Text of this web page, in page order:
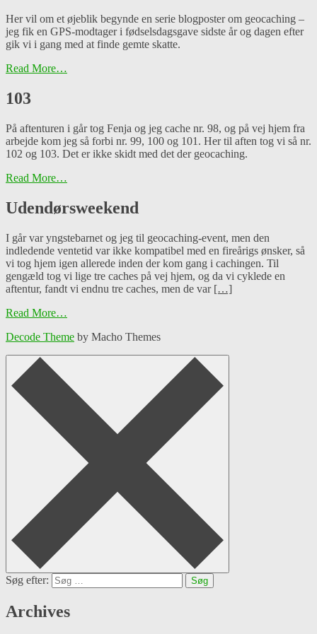
Her vil om et øjeblik begynde en serie blogposter om geocaching –
jeg fik en GPS-modtager i fødselsdagsgave sidste år og dagen efter
gik vi i gang med at finde gemte skatte.
Read More…
103
På aftenturen i går tog Fenja og jeg cache nr. 98, og på vej hjem fra
arbejde kom jeg så forbi nr. 99, 100 og 101. Her til aften tog vi så nr.
102 og 103. Det er ikke skidt med det der geocaching.
Read More…
Udendørsweekend
I går var yngstebarnet og jeg til geocaching-event, men den
indledende ventetid var ikke kompatibel med en fireårigs ønsker, så
vi tog hjem igen allerede inden der kom gang i cachingen. Til
gengæld tog vi lige tre caches på vej hjem, og da vi cyklede en
aftentur, fandt vi endnu tre caches, men de var […]
Read More…
Decode Theme by Macho Themes
Søg efter:
Archives